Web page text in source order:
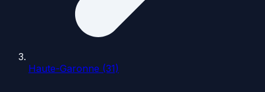
Haute-Garonne (31)